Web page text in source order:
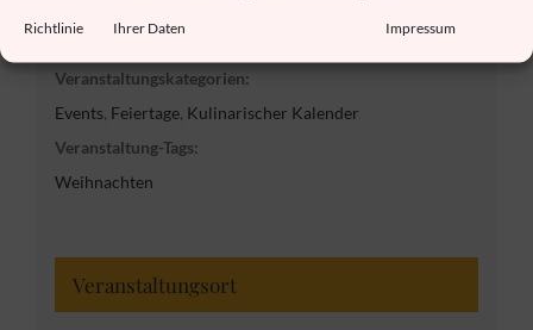
Richtlinie Ihrer Daten Impressum
Veranstaltungskategorien:
Events, Feiertage, Kulinarischer Kalender
Veranstaltung-Tags:
Weihnachten
Veranstaltungsort